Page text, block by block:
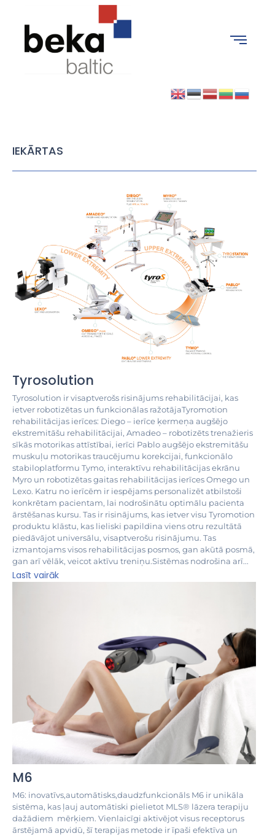
IEKĀRTAS
Tyrosolution
Tyrosolution ir visaptverošs risinājums rehabilitācijai, kas
ietver robotizētas un funkcionālas ražotājaTyromotion
rehabilitācijas ierīces: Diego – ierīce ķermeņa augšējo
ekstremitāšu rehabilitācijai, Amadeo – robotizēts trenažieris
sīkās motorikas attīstībai, ierīci Pablo augšējo ekstremitāšu
muskuļu motorikas traucējumu korekcijai, funkcionālo
stabiloplatformu Tymo, interaktīvu rehabilitācijas ekrānu
Myro un robotizētas gaitas rehabilitācijas ierīces Omego un
Lexo. Katru no ierīcēm ir iespējams personalizēt atbilstoši
konkrētam pacientam, lai nodrošinātu optimālu pacienta
ārstēšanas kursu. Tas ir risinājums, kas ietver visu Tyromotion
produktu klāstu, kas lieliski papildina viens otru rezultātā
piedāvājot universālu, visaptverošu risinājumu. Tas
izmantojams visos rehabilitācijas posmos, gan akūtā posmā,
gan arī vēlāk, veicot aktīvu treniņu.Sistēmas nodrošina arī...
Lasīt vairāk
M6
M6: inovatīvs,automātisks,daudzfunkcionāls M6 ir unikāla
sistēma, kas ļauj automātiski pielietot MLS® lāzera terapiju
dažādiem mērķiem. Vienlaicīgi aktivējot visus receptorus
ārstējamā apvidū, šī terapijas metode ir īpaši efektīva un